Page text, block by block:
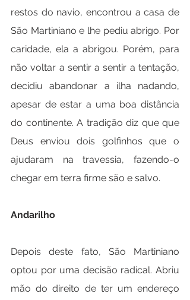
restos do navio, encontrou a casa de
São Martiniano e lhe pediu abrigo. Por
caridade, ela a abrigou. Porém, para
não voltar a sentir a sentir a tentação,
decidiu abandonar a ilha nadando,
apesar de estar a uma boa distância
do continente. A tradição diz que que
Deus enviou dois golfinhos que o
ajudaram na travessia, fazendo-o
chegar em terra firme são e salvo.
Andarilho
Depois deste fato, São Martiniano
optou por uma decisão radical. Abriu
mão do direito de ter um endereço